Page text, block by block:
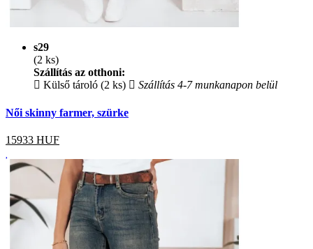
s29
(2 ks)
Szállítás az otthoni:
Külső tároló (2 ks)
Szállítás 4-7 munkanapon belül
Női skinny farmer, szürke
15933 HUF